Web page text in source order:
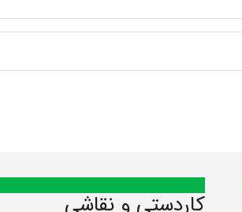
کاردستی و نقاشی